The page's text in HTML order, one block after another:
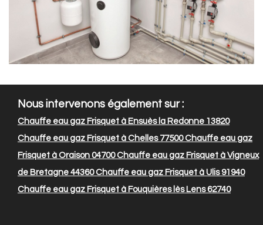
Nous intervenons également sur :
Chauffe eau gaz Frisquet à Ensuès la Redonne 13820
Chauffe eau gaz Frisquet à Chelles 77500Chauffe eau gaz
Frisquet à Oraison 04700Chauffe eau gaz Frisquet à Vigneux
de Bretagne 44360Chauffe eau gaz Frisquet à Ulis 91940
Chauffe eau gaz Frisquet à Fouquières lès Lens 62740